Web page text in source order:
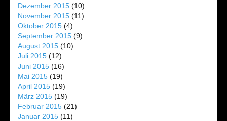
Dezember 2015 (10)
November 2015 (11)
Oktober 2015 (4)
September 2015 (9)
August 2015 (10)
Juli 2015 (12)
Juni 2015 (16)
Mai 2015 (19)
April 2015 (19)
März 2015 (19)
Februar 2015 (21)
Januar 2015 (11)